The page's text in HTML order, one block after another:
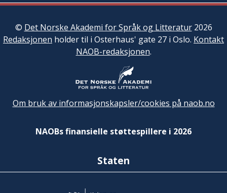
© Det Norske Akademi for Språk og Litteratur2026
Redaksjonen holder til i Osterhaus' gate 27 i Oslo. Kontakt
NAOB-redaksjonen.
Om bruk av informasjonskapsler/cookies på naob.no
NAOBs finansielle støttespillere i 2026
Staten